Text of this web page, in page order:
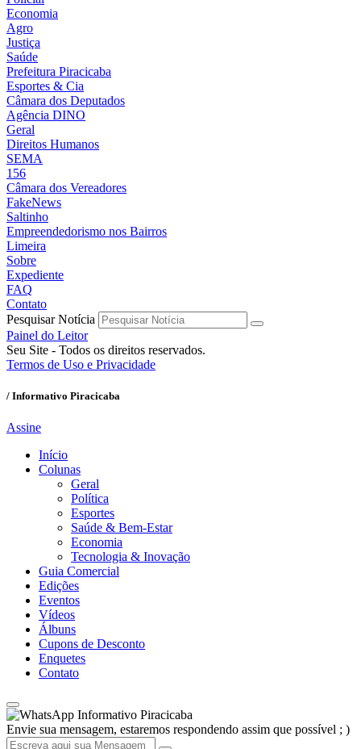
Economia
Agro
Justiça
Saúde
Prefeitura Piracicaba
Esportes & Cia
Câmara dos Deputados
Agência DINO
Geral
Direitos Humanos
SEMA
156
Câmara dos Vereadores
FakeNews
Saltinho
Empreendedorismo nos Bairros
Limeira
Sobre
Expediente
FAQ
Contato
Pesquisar Notícia
Painel do Leitor
Seu Site - Todos os direitos reservados.
Termos de Uso e Privacidade
/ Informativo Piracicaba
Assine
Início
Colunas
Geral
Política
Esportes
Saúde & Bem-Estar
Economia
Tecnologia & Inovação
Guia Comercial
Edições
Eventos
Vídeos
Álbuns
Cupons de Desconto
Enquetes
Contato
Informativo Piracicaba
Envie sua mensagem, estaremos respondendo assim que possível ; )